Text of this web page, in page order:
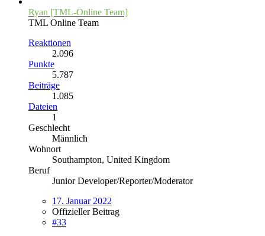
Ryan [TML-Online Team]
TML Online Team
Reaktionen
2.096
Punkte
5.787
Beiträge
1.085
Dateien
1
Geschlecht
Männlich
Wohnort
Southampton, United Kingdom
Beruf
Junior Developer/Reporter/Moderator
17. Januar 2022
Offizieller Beitrag
#33